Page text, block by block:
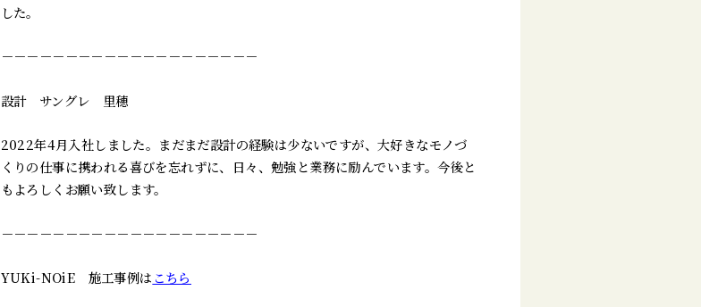
した。
－－－－－－－－－－－－－－－－－－－－
設計 サングレ 里穂
2022年4月入社しました。まだまだ設計の経験は少ないですが、大好きなモノづ
くりの仕事に携われる喜びを忘れずに、日々、勉強と業務に励んでいます。今後と
もよろしくお願い致します。
－－－－－－－－－－－－－－－－－－－－
YUKi-NOiE 施工事例は こちら